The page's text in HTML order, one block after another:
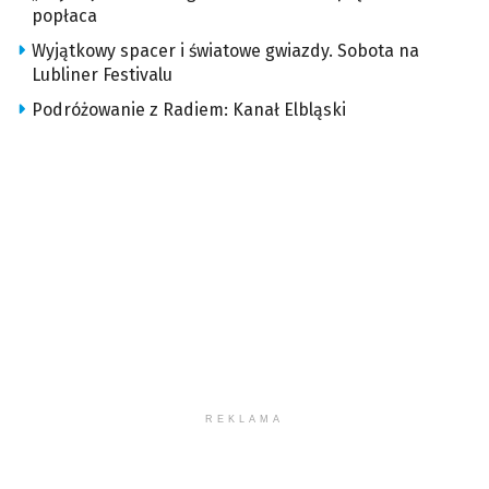
popłaca
Wyjątkowy spacer i światowe gwiazdy. Sobota na
Lubliner Festivalu
Podróżowanie z Radiem: Kanał Elbląski
REKLAMA